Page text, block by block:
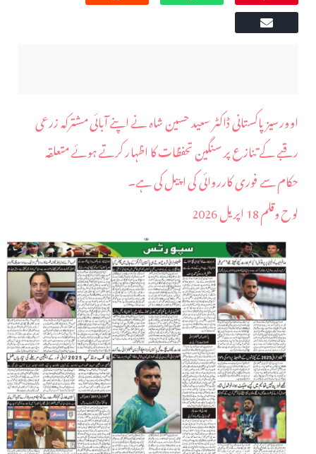
اوورسیز پاکستانی ڈاکٹر سعید حسین شاہ نے اپنے آبائی مشترکہ زرعی
رقبے کے تنازع پر سنگین تحفظات کا اظہار کرتے ہوئے متعلقہ
حکام سے فوری کارروائی کی اپیل کی ہے۔
لوح وقلم 18 اپریل 2026